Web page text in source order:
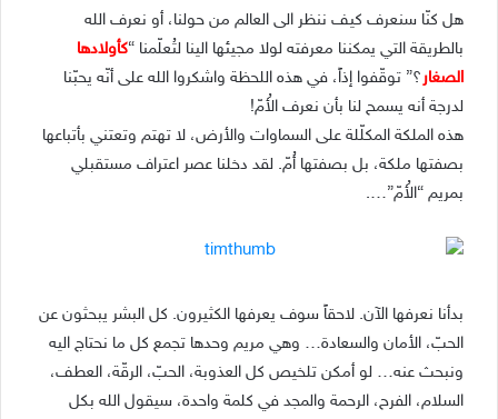
هل كنّا سنعرف كيف ننظر الى العالم من حولنا، أو نعرف الله
بالطريقة التي يمكننا معرفته لولا مجيئها الينا لتُعلّمنا “كأولادها
الصغار ؟” توقّفوا إذاً، في هذه اللحظة واشكروا الله على أنّه يحبّنا
لدرجة أنه يسمح لنا بأن نعرف الأُمّ!
هذه الملكة المكلّلة على السماوات والأرض، لا تهتم وتعتني بأتباعها
بصفتها ملكة، بل بصفتها أُمّ. لقد دخلنا عصر اعتراف مستقبلي
بمريم “الأُمّ”….
بدأنا نعرفها الآن. لاحقاً سوف يعرفها الكثيرون. كل البشر يبحثون عن
الحبّ، الأمان والسعادة… وهي مريم وحدها تجمع كل ما نحتاج اليه
ونبحث عنه… لو أمكن تلخيص كل العذوبة، الحبّ، الرقّة، العطف،
السلام، الفرح، الرحمة والمجد في كلمة واحدة، سيقول الله بكل